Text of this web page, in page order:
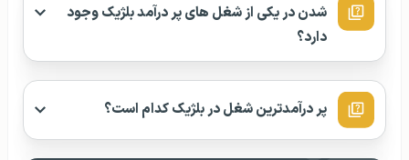
شدن در یکی از شغل های پر درآمد بلژیک وجود
دارد؟
پر درآمدترین شغل در بلژیک کدام است؟